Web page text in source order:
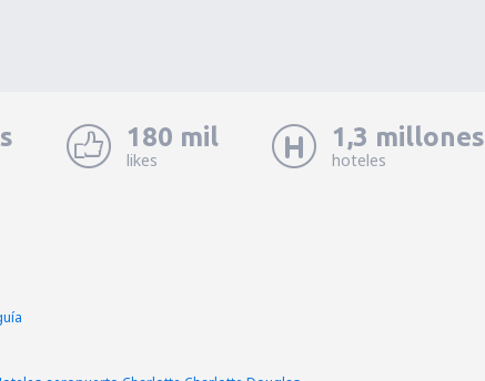
180 mil
likes
1,3 millones
hoteles